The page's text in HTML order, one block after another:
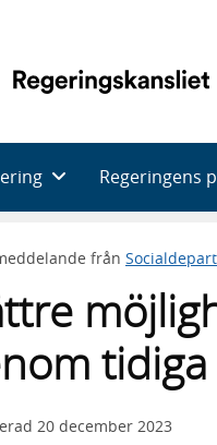
Regeringens
från
20 december 2023